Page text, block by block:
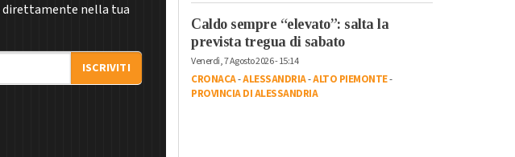
direttamente nella tua
ISCRIVITI
Caldo sempre “elevato”: salta la
prevista tregua di sabato
Venerdì, 7 Agosto 2026 - 15:14
CRONACA-ALESSANDRIA-ALTO PIEMONTE-
PROVINCIA DI ALESSANDRIA